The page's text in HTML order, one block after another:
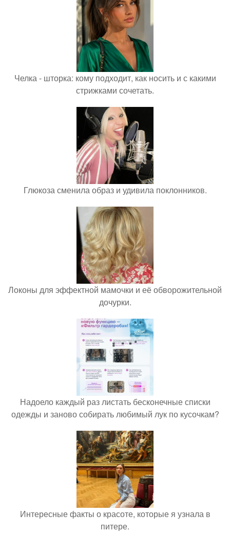
Челка - шторка: кому подходит, как носить и с какими
стрижками сочетать.
Глюкоза сменила образ и удивила поклонников.
Локоны для эффектной мамочки и её обворожительной
дочурки.
Надоело каждый раз листать бесконечные списки
одежды и заново собирать любимый лук по кусочкам?
Интересные факты о красоте, которые я узнала в
питере.